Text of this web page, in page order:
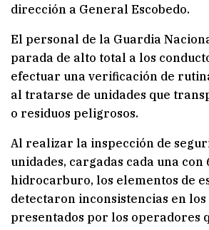
dirección a General Escobedo.
El personal de la Guardia
parada de alto total a los
efectuar una verificación de
al tratarse de unidades que
o residuos peligrosos.
Al realizar la inspección de
unidades, cargadas cada una
hidrocarburo, los elementos de
detectaron inconsistencias en los
presentados por los operadores